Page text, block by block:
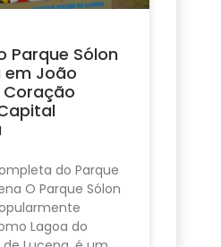
Parque Sólon
em João
Coração
do Parque
O Parque Sólon
Lagoa do